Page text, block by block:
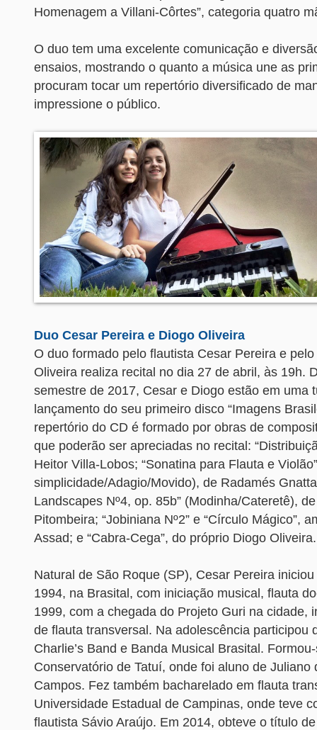
Homenagem a Villani-Côrtes”, categoria quatro
O duo tem uma excelente comunicação e
ensaios, mostrando o quanto a música une as
procuram tocar um repertório diversificado de
impressione o público.
Duo Cesar Pereira e Diogo Oliveira
O duo formado pelo flautista Cesar Pereira e
Oliveira realiza recital no dia 27 de abril, às 19h.
semestre de 2017, Cesar e Diogo estão em uma
lançamento do seu primeiro disco “Imagens
repertório do CD é formado por obras de
que poderão ser apreciadas no recital:
Heitor Villa-Lobos; “Sonatina para Flauta e
simplicidade/Adagio/Movido), de Radamés
Landscapes Nº4, op. 85b” (Modinha/Cateretê),
Pitombeira; “Jobiniana Nº2” e “Círculo Mágico”,
Assad; e “Cabra-Cega”, do próprio Diogo Oliveira.
Natural de São Roque (SP), Cesar Pereira
1994, na Brasital, com iniciação musical, flauta
1999, com a chegada do Projeto Guri na cidade,
de flauta transversal. Na adolescência participou
Charlie’s Band e Banda Musical Brasital.
Conservatório de Tatuí, onde foi aluno de Juliano
Campos. Fez também bacharelado em flauta
Universidade Estadual de Campinas, onde teve
flautista Sávio Araújo. Em 2014, obteve o título